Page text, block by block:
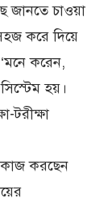
জানতে চাওয়া
করে দিয়ে
করেন,
হয়।
টরীক্ষা
কাজ করছেন